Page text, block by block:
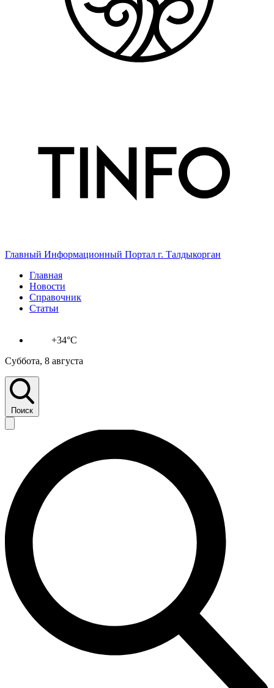
Главный Информационный Портал г. Талдыкорган
Главная
Новости
Справочник
Статьи
+34°C
Суббота, 8 августа
Поиск